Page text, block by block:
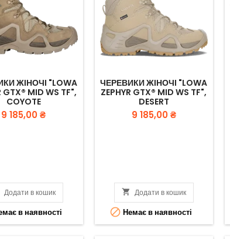
ЖІНОЧІ "LOWA
GTX® MID WS TF",
COYOTE
Вартість
9 185,00 ₴
Додати в кошик
в наявності
ЧЕРЕВИКИ ЖІНОЧІ "LOWA
ZEPHYR GTX® MID WS TF",
DESERT
Вартість
9 185,00 ₴
 Додати в кошик
 Немає в наявності